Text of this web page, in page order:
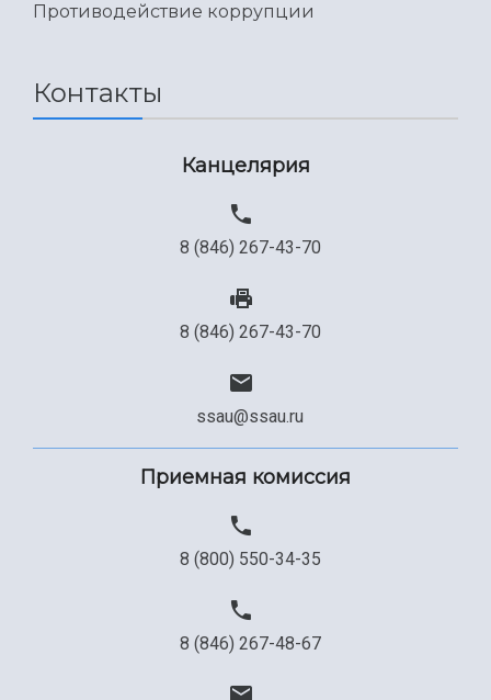
Противодействие коррупции
Контакты
Канцелярия
8 (846) 267-43-70
8 (846) 267-43-70
ssau@ssau.ru
Приемная комиссия
8 (800) 550-34-35
8 (846) 267-48-67